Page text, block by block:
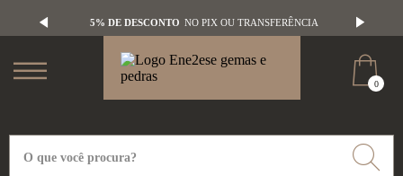
5% DE DESCONTO NO PIX OU TRANSFERÊNCIA
0